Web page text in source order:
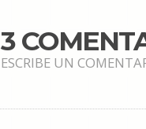
3
ESCRIBE UN